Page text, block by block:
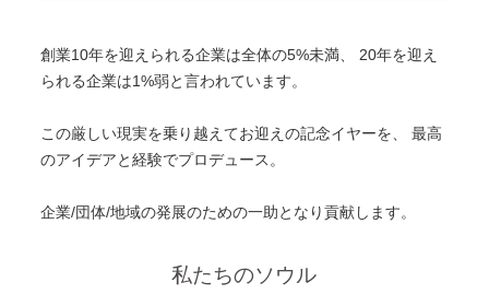
創業10年を迎えられる企業は全体の5%未満、
20年を迎え
られる企業は1%弱と言われています。
この厳しい現実を乗り越えてお迎えの記念イヤーを、
最高
のアイデアと経験でプロデュース。
企業/団体/地域の発展のための一助となり貢献します。
私たちのソウル